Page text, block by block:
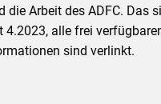
die Arbeit des ADFC. Das
4.2023, alle frei
sind verlinkt.